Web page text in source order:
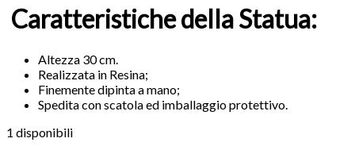
Caratteristiche della Statua:
Altezza 30 cm.
Realizzata in Resina;
Finemente dipinta a mano;
Spedita con scatola ed imballaggio protettivo.
1 disponibili